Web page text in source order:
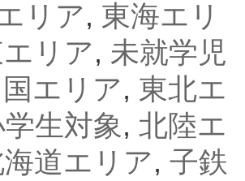
リア, 東海エリ
リア, 未就学児
エリア, 東北エ
生対象, 北陸エ
道エリア, 子鉄